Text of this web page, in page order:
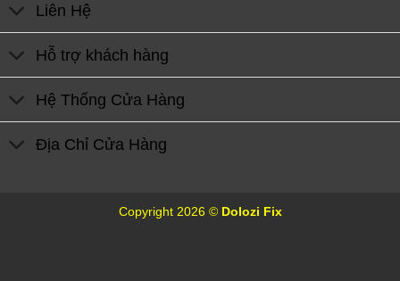
Liên Hệ
Hỗ trợ khách hàng
Hệ Thống Cửa Hàng
Địa Chỉ Cửa Hàng
Copyright 2026 © Dolozi Fix